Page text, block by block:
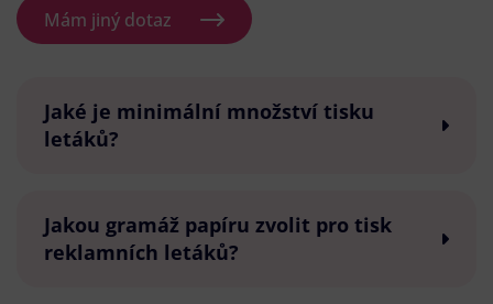
Mám jiný dotaz
Jaké je minimální množství tisku
letáků?
Jakou gramáž papíru zvolit pro tisk
reklamních letáků?